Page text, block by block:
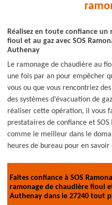
Réalisez en toute confiance
fioul et au gaz avec SOS
Authenay
Le ramonage de chaudière au
une fois par an pour empêcher
vous ou que vous rencontriez
des systèmes d’évacuation de
réaliser cette opération, il vous
prestataires de confiance et
comme le meilleur dans le
heures de bureau pour en savoir
Faites confiance à SOS
ramonage de chaudière fioul
Authenay dans le 27240 tout